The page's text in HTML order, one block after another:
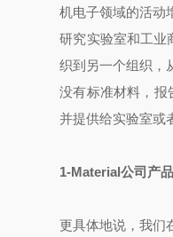
机电子领域的活动
研究实验室和工业
织到另一个组织，
没有标准材料，报
并提供给实验室或
1-Material公司产
更具体地说，我们